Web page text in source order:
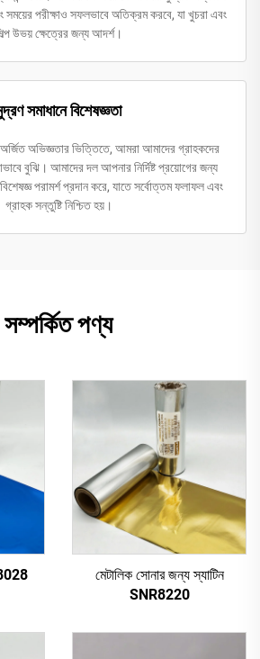
সময়ের পরীক্ষাও সফলভাবে অতিক্রম করবে, যা খুচরা এবং
উভয় ক্ষেত্রের জন্য আদর্শ।
সমাধানে বিশেষজ্ঞতা
অর্জিত অভিজ্ঞতার ভিত্তিতে, আমরা আমাদের গ্রাহকদের
বুঝি। আমাদের দল আপনার নির্দিষ্ট প্রয়োগের জন্য
পরামর্শ প্রদান করে, যাতে সর্বোত্তম ফলাফল এবং
গ্রাহক সন্তুষ্টি নিশ্চিত হয়।
সম্পর্কিত পণ্য
মেটালিক সোনার জন্য স্যাটিন
SNR8220